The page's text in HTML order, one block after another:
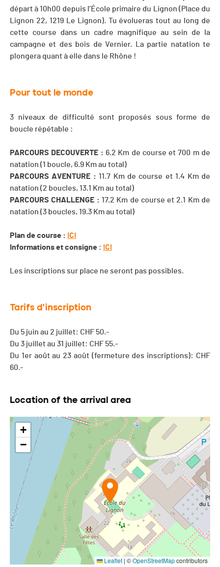
départ à 10h00 depuis l’École primaire du Lignon (Place du
Lignon 22, 1219 Le Lignon). Tu évolueras tout au long de
cette course dans un cadre magnifique au sein de la
campagne et des bois de Vernier. La partie natation te
plongera quant à elle dans le Rhône !
Pour tout le monde
3 niveaux de difficulté sont proposés sous forme de
boucle répétable :
PARCOURS DECOUVERTE : 6.2 Km de course et 700 m de
natation (1 boucle, 6.9 Km au total)
PARCOURS AVENTURE : 11.7 Km de course et 1.4 Km de
natation (2 boucles, 13.1 Km au total)
PARCOURS CHALLENGE : 17.2 Km de course et 2.1 Km de
natation (3 boucles, 19.3 Km au total)
Plan de course : ICI
Informations et consigne : ICI
Les inscriptions sur place ne seront pas possibles.
Tarifs d'inscription
Du 5 juin au 2 juillet: CHF 50.-
Du 3 juillet au 31 juillet: CHF 55.-
Du 1er août au 23 août (fermeture des inscriptions): CHF
60.-
Location of the arrival area
+
−
Leaflet | ©OpenStreetMapcontributors